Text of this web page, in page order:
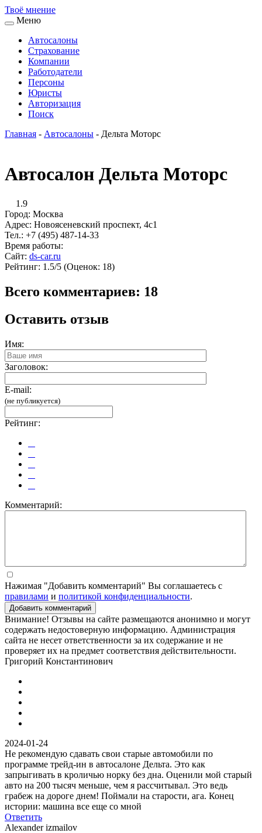
Твоё мнение
Меню
Автосалоны
Страхование
Компании
Работодатели
Персоны
Юристы
Авторизация
Поиск
Главная - Автосалоны - Дельта Моторс
Автосалон Дельта Моторс
1.9
Город: Москва
Адрес: Новоясеневский проспект, 4с1
Тел.: +7 (495) 487-14-33
Время работы:
Сайт: ds-car.ru
Рейтинг: 1.5/5 (Оценок: 18)
Всего комментариев: 18
Оставить отзыв
Имя:
Заголовок:
E-mail:
(не публикуется)
Рейтинг:
Комментарий:
Нажимая "Добавить комментарий" Вы соглашаетесь с
правилами и политикой конфиденциальности.
Добавить комментарий
Внимание! Отзывы на сайте размещаются анонимно и могут
содержать недостоверную информацию. Администрация
сайта не несет ответственности за их содержание и не
проверяет их на предмет соответствия действительности.
Григорий Константинович
2024-01-24
Не рекомендую сдавать свои старые автомобили по
программе трейд-ин в автосалоне Дельта. Это как
запрыгивать в кроличью норку без дна. Оценили мой старый
авто на 200 тысяч меньше, чем я рассчитывал. Это ведь
грабеж на дороге днем! Поймали на старости, ага. Конец
истории: машина все еще со мной
Ответить
Alexander izmailov